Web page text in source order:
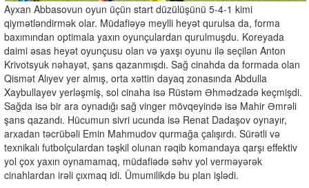
Ayxan Abbasovun oyun üçün start düzülüşünü 5-4-1 kimi
qiymətləndirmək olar. Müdafiəyə meylli heyət qurulsa da, forma
baxımından optimala yaxın oyunçulardan qurulmuşdu. Koreyada
daimi əsas heyət oyunçusu olan və yaxşı oyunu ilə seçilən Anton
Krivotsyuk nəhayət, şans qazanmışdı. Sağ cinahda da formada olan
Qismət Alıyev yer almış, orta xəttin dayaq zonasında Abdulla
Xaybullayev yerləşmiş, sol cinaha isə Rüstəm Əhmədzadə keçmişdi.
Sağda isə bir ara oynadığı sağ vinger mövqeyində isə Mahir Əmrəli
şans qazandı. Hücumun sivri ucunda isə Renat Dadaşov oynayır,
arxadan təcrübəli Emin Mahmudov qurmağa çalışırdı. Sürətli və
texnikalı futbolçulardan təşkil olunan rəqib komandaya qarşı effektiv
yol çox yaxın oynamamaq, müdafiədə səhv yol verməyərək
cinahlardan irəli çıxmaq idi. Ümumilikdə bu plan işlədi.